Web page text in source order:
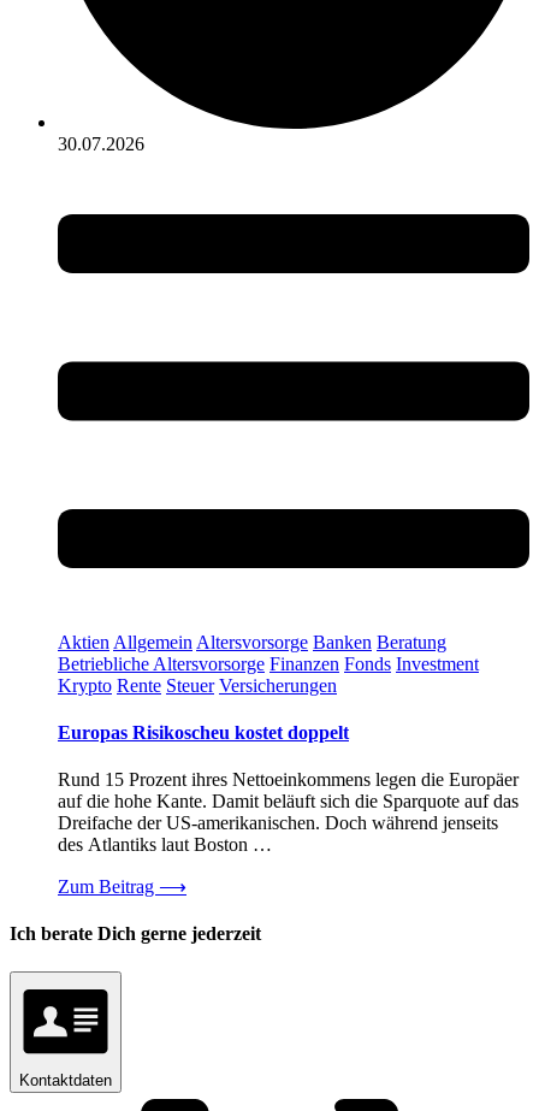
30.07.2026
Aktien Allgemein Altersvorsorge Banken Beratung
Betriebliche Altersvorsorge Finanzen Fonds Investment
Krypto Rente Steuer Versicherungen
Europas Risikoscheu kostet doppelt
Rund 15 Prozent ihres Nettoeinkommens legen die Europäer
auf die hohe Kante. Damit beläuft sich die Sparquote auf das
Dreifache der US-amerikanischen. Doch während jenseits
des Atlantiks laut Boston …
Zum Beitrag ⟶
Ich berate Dich gerne jederzeit
Kontaktdaten